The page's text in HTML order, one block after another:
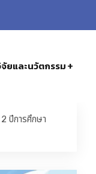
จัยและนวัตกรรม
ปีการศึกษา